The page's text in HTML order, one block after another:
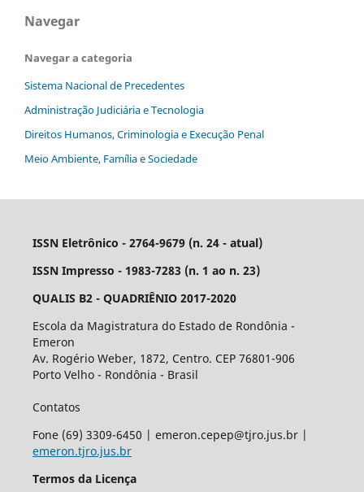
Navegar
Navegar a categoria
Sistema Nacional de Precedentes
Administração Judiciária e Tecnologia
Direitos Humanos, Criminologia e Execução Penal
Meio Ambiente, Família e Sociedade
ISSN Eletrônico - 2764-9679 (n. 24 - atual)
ISSN Impresso - 1983-7283 (n. 1 ao n. 23)
QUALIS B2 - QUADRIÊNIO 2017-2020
Escola da Magistratura do Estado de Rondônia -
Emeron
Av. Rogério Weber, 1872, Centro. CEP 76801-906
Porto Velho - Rondônia - Brasil
Contatos
Fone (69) 3309-6450 | emeron.cepep@tjro.jus.br |
emeron.tjro.jus.br
Termos da Licença